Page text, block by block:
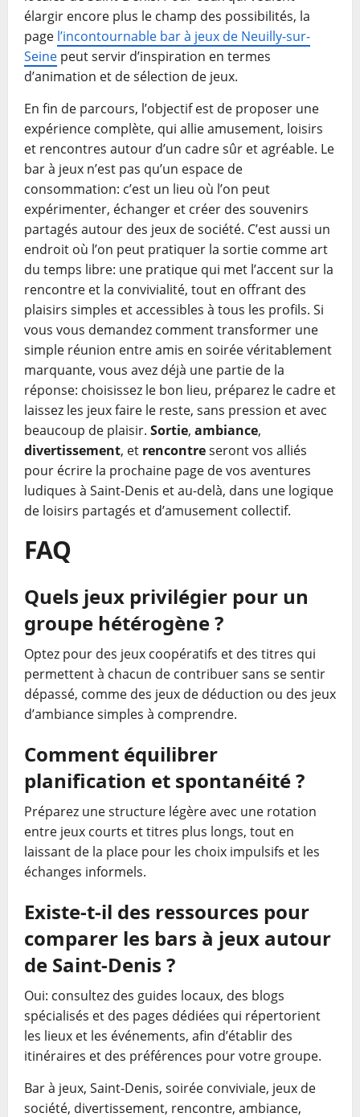
élargir encore plus le champ des possibilités, la
page l’incontournable bar à jeux de Neuilly-sur-
Seine peut servir d’inspiration en termes
d’animation et de sélection de jeux.
En fin de parcours, l’objectif est de proposer une
expérience complète, qui allie amusement, loisirs
et rencontres autour d’un cadre sûr et agréable. Le
bar à jeux n’est pas qu’un espace de
consommation: c’est un lieu où l’on peut
expérimenter, échanger et créer des souvenirs
partagés autour des jeux de société. C’est aussi un
endroit où l’on peut pratiquer la sortie comme art
du temps libre: une pratique qui met l’accent sur la
rencontre et la convivialité, tout en offrant des
plaisirs simples et accessibles à tous les profils. Si
vous vous demandez comment transformer une
simple réunion entre amis en soirée véritablement
marquante, vous avez déjà une partie de la
réponse: choisissez le bon lieu, préparez le cadre et
laissez les jeux faire le reste, sans pression et avec
beaucoup de plaisir. Sortie, ambiance,
divertissement, et rencontreseront vos alliés
pour écrire la prochaine page de vos aventures
ludiques à Saint-Denis et au-delà, dans une logique
de loisirs partagés et d’amusement collectif.
FAQ
Quels jeux privilégier pour un
groupe hétérogène ?
Optez pour des jeux coopératifs et des titres qui
permettent à chacun de contribuer sans se sentir
dépassé, comme des jeux de déduction ou des jeux
d’ambiance simples à comprendre.
Comment équilibrer
planification et spontanéité ?
Préparez une structure légère avec une rotation
entre jeux courts et titres plus longs, tout en
laissant de la place pour les choix impulsifs et les
échanges informels.
Existe-t-il des ressources pour
comparer les bars à jeux autour
de Saint-Denis ?
Oui: consultez des guides locaux, des blogs
spécialisés et des pages dédiées qui répertorient
les lieux et les événements, afin d’établir des
itinéraires et des préférences pour votre groupe.
Bar à jeux, Saint-Denis, soirée conviviale, jeux de
société, divertissement, rencontre, ambiance,